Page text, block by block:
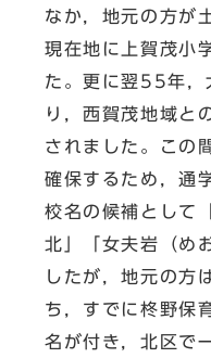
なか，地元の方が
現在地に上賀茂小
た。更に翌55年，
り，西賀茂地域と
されました。この
確保するため，通
校名の候補として
北」「女夫岩（め
したが，地元の方
ち，すでに柊野保
名が付き，北区で